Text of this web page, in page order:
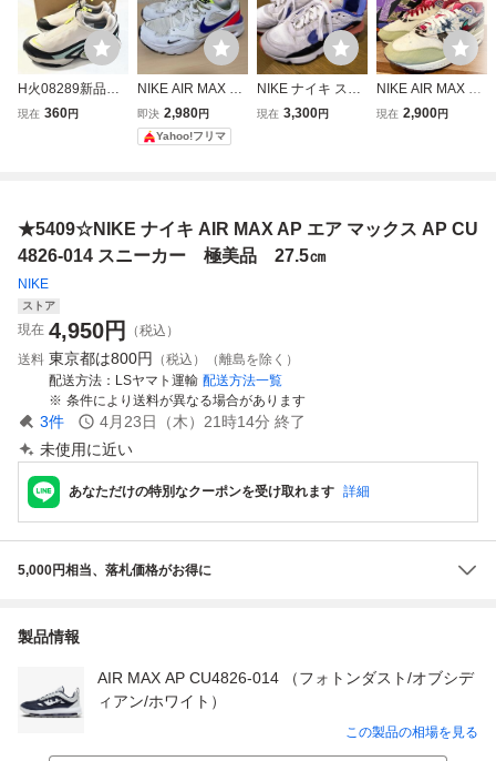
H火08289新品▼
ナイキ NIKE
現在 360円
NIKE AIR MAX EX
CEE ナイキ エア
マックス エクシー
スニーカー☆27.5
即決 2,980円
Yahoo!フリマ
NIKE ナイキ スニ
ーカー AIR MAX 2
現在 3,300円
NIKE AIR MAX 1
SP Mellow ナイキ
m
現在 2,900円
★5409☆NIKE ナイキ AIR MAX AP エア マックス AP CU
4826-014 スニーカー 極美品 27.5㎝
NIKE
ストア
現在 4,950円
（税込）
送料 東京都は800円
（税込）（離島を除く）
配送方法
LSヤマト運輸 配送方法一覧
条件により送料が異なる場合があります
3件 4月23日（木）21時14分 終了
未使用に近い
あなただけの特別なクーポンを受け取れます 詳細
5,000円相当、落札価格がお得に
製品情報
AIR MAX AP CU4826-014 （フォトンダスト/オブシデ
ィアン/ホワイト）
この製品の相場を見る